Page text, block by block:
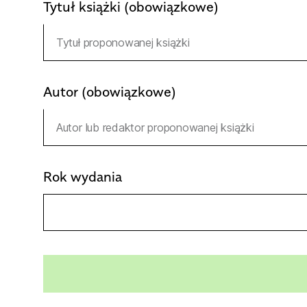
Tytuł książki (obowiązkowe)
Autor (obowiązkowe)
Rok wydania